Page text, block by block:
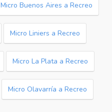
Micro Buenos Aires a Recreo
Micro Liniers a Recreo
Micro La Plata a Recreo
Micro Olavarría a Recreo